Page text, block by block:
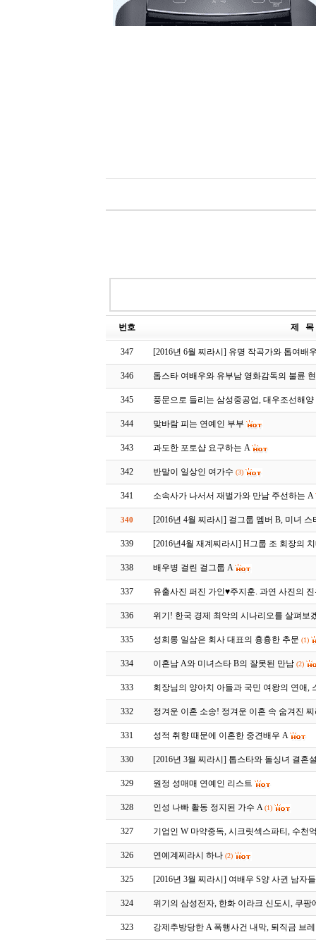
번호 제 목
347 [2016년 6월 찌라시] 유명 작곡가와 톱여배
346 톱스타 여배우와 유부남 영화감독의 불륜
345 풍문으로 들리는 삼성중공업, 대우조선해양
344 맞바람 피는 연예인 부부
343 과도한 포토샵 요구하는 A
342 반말이 일상인 여가수 (3)
341 소속사가 나서서 재벌가와 만남 주선하는 A
340 [2016년 4월 찌라시] 걸그룹 멤버 B, 미녀
339 [2016년4월 재계찌라시] H그룹 조 회장의
338 배우병 걸린 걸그룹 A
337 유출사진 퍼진 가인♥주지훈. 과연 사진의 진
336 위기! 한국 경제 최악의 시나리오를 살펴보
335 성희롱 일삼은 회사 대표의 흉흉한 추문 (1)
334 이혼남 A와 미녀스타 B의 잘못된 만남 (2)
333 회장님의 양아치 아들과 국민 여왕의 연애,
332 정겨운 이혼 소송! 정겨운 이혼 속 숨겨진
331 성적 취향 때문에 이혼한 중견배우 A
330 [2016년 3월 찌라시] 톱스타와 돌싱녀 결혼
329 원정 성매매 연예인 리스트
328 인성 나빠 활동 정지된 가수 A (1)
327 기업인 W 마약중독, 시크릿섹스파티, 수천
326 연예계찌라시 하나 (2)
325 [2016년 3월 찌라시] 여배우 S양 사귄 남자
324 위기의 삼성전자, 한화 이라크 신도시, 쿠팡
323 강제추방당한 A 폭행사건 내막, 퇴직금 브